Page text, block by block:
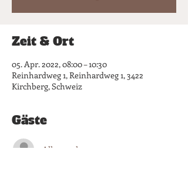
Zeit & Ort
05. Apr. 2022, 08:00 – 10:30
Reinhardweg 1, Reinhardweg 1, 3422
Kirchberg, Schweiz
Gäste
Alle ansehen